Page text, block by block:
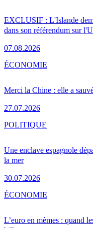
EXCLUSIF : L'Islande
dans son référendum sur
07.08.2026
Merci la Chine : elle a
27.07.2026
ÉCONOMIE
Une enclave espagnole
la mer
30.07.2026
POLITIQUE
L’euro en mèmes : quand
ÉCONOMIE